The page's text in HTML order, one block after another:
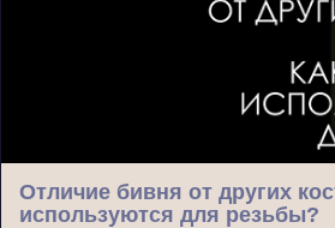
Отличие бивня от других
используются для резьбы?